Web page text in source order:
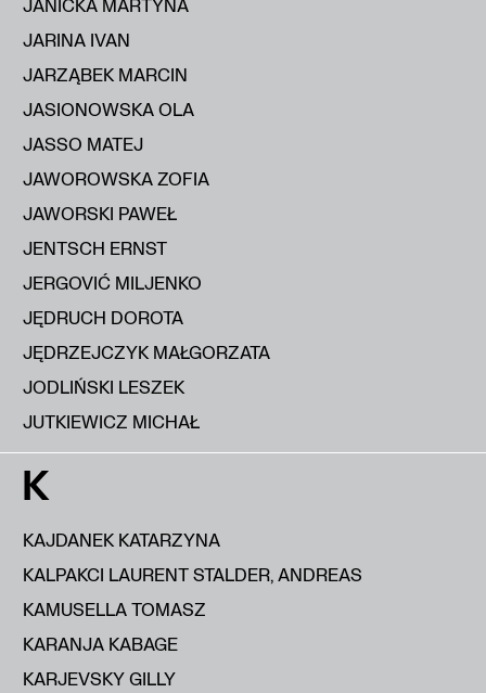
JANICKA MARTYNA
JARINA IVAN
JARZĄBEK MARCIN
JASIONOWSKA OLA
JASSO MATEJ
JAWOROWSKA ZOFIA
JAWORSKI PAWEŁ
JENTSCH ERNST
JERGOVIĆ MILJENKO
JĘDRUCH DOROTA
JĘDRZEJCZYK MAŁGORZATA
JODLIŃSKI LESZEK
JUTKIEWICZ MICHAŁ
K
KAJDANEK KATARZYNA
KALPAKCI LAURENT STALDER, ANDREAS
KAMUSELLA TOMASZ
KARANJA KABAGE
KARJEVSKY GILLY